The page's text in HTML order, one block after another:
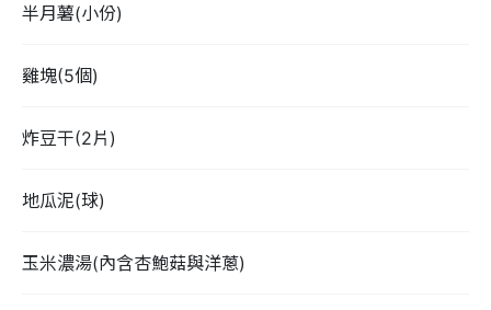
半月薯(小份)
雞塊(5個)
炸豆干(2片)
地瓜泥(球)
玉米濃湯(內含杏鮑菇與洋蔥)